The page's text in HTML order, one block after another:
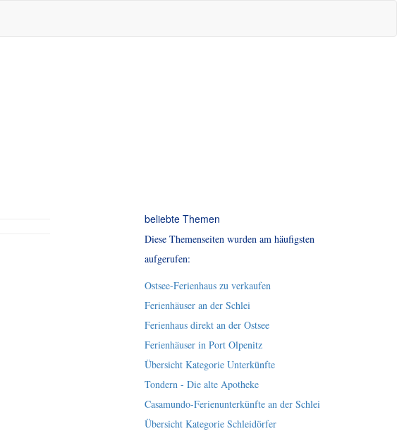
beliebte Themen
Diese Themenseiten wurden am häufigsten
aufgerufen:
Ostsee-Ferienhaus zu verkaufen
Ferienhäuser an der Schlei
Ferienhaus direkt an der Ostsee
Ferienhäuser in Port Olpenitz
Übersicht Kategorie Unterkünfte
Tondern - Die alte Apotheke
Casamundo-Ferienunterkünfte an der Schlei
Übersicht Kategorie Schleidörfer